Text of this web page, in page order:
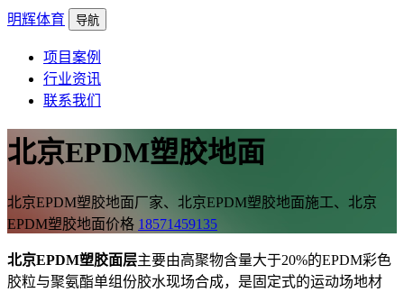
明辉体育 导航
项目案例
行业资讯
联系我们
北京EPDM塑胶地面
北京EPDM塑胶地面厂家、北京EPDM塑胶地面施工、北京
EPDM塑胶地面价格 18571459135
北京EPDM塑胶面层主要由高聚物含量大于20%的EPDM彩色
胶粒与聚氨酯单组份胶水现场合成，是固定式的运动场地材